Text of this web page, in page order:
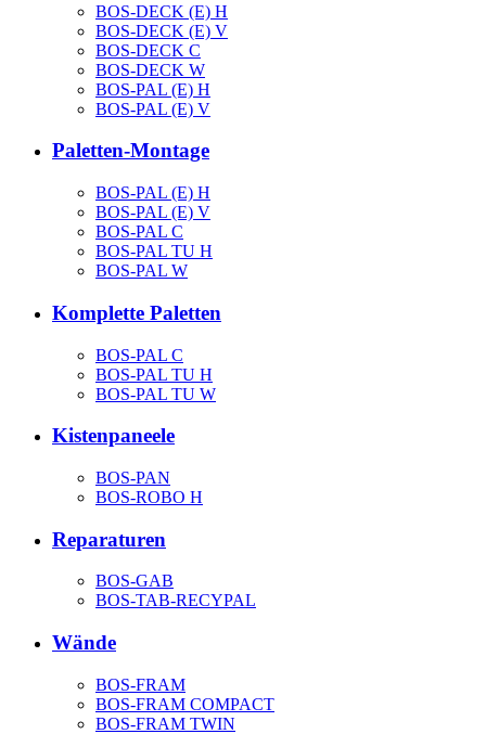
BOS-DECK (E) H
BOS-DECK (E) V
BOS-DECK C
BOS-DECK W
BOS-PAL (E) H
BOS-PAL (E) V
Paletten-Montage
BOS-PAL (E) H
BOS-PAL (E) V
BOS-PAL C
BOS-PAL TU H
BOS-PAL W
Komplette Paletten
BOS-PAL C
BOS-PAL TU H
BOS-PAL TU W
Kistenpaneele
BOS-PAN
BOS-ROBO H
Reparaturen
BOS-GAB
BOS-TAB-RECYPAL
Wände
BOS-FRAM
BOS-FRAM COMPACT
BOS-FRAM TWIN